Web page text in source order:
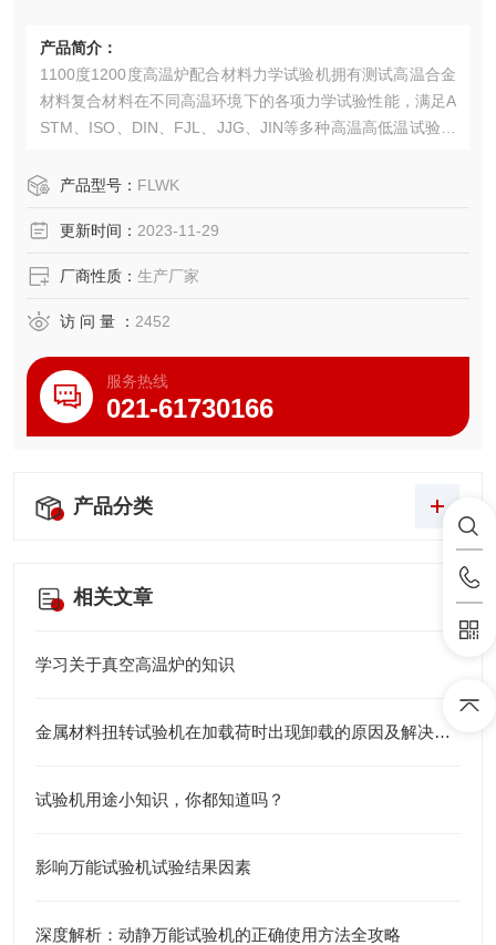
产品简介：
1100度1200度高温炉配合材料力学试验机拥有测试高温合金
材料复合材料在不同高温环境下的各项力学试验性能，满足A
STM、ISO、DIN、FJL、JJG、JIN等多种高温高低温试验标
产品型号： FLWK
更新时间： 2023-11-29
厂商性质： 生产厂家
访 问 量 ： 2452
服务热线
021-61730166
产品分类
相关文章
学习关于真空高温炉的知识
金属材料扭转试验机在加载荷时出现卸载的原因及解决方法分享
试验机用途小知识，你都知道吗？
影响万能试验机试验结果因素
深度解析：动静万能试验机的正确使用方法全攻略